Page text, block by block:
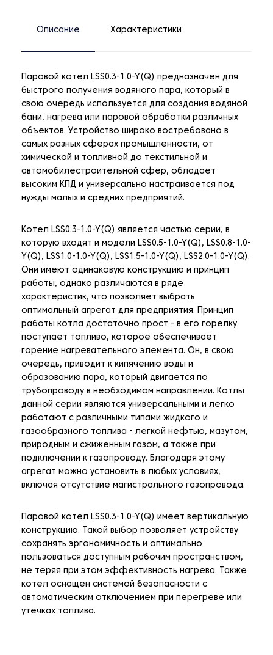
Описание Характеристики
Паровой котел LSS0.3-1.0-Y(Q) предназначен для
быстрого получения водяного пара, который в
свою очередь используется для создания водяной
бани, нагрева или паровой обработки различных
объектов. Устройство широко востребовано в
самых разных сферах промышленности, от
химической и топливной до текстильной и
автомобилестроительной сфер, обладает
высоким КПД и универсально настраивается под
нужды малых и средних предприятий.
Котел LSS0.3-1.0-Y(Q) является частью серии, в
которую входят и модели LSS0.5-1.0-Y(Q), LSS0.8-1.0-
Y(Q), LSS1.0-1.0-Y(Q), LSS1.5-1.0-Y(Q), LSS2.0-1.0-Y(Q).
Они имеют одинаковую конструкцию и принцип
работы, однако различаются в ряде
характеристик, что позволяет выбрать
оптимальный агрегат для предприятия. Принцип
работы котла достаточно прост - в его горелку
поступает топливо, которое обеспечивает
горение нагревательного элемента. Он, в свою
очередь, приводит к кипячению воды и
образованию пара, который двигается по
трубопроводу в необходимом направлении. Котлы
данной серии являются универсальными и легко
работают с различными типами жидкого и
газообразного топлива - легкой нефтью, мазутом,
природным и сжиженным газом, а также при
подключении к газопроводу. Благодаря этому
агрегат можно установить в любых условиях,
включая отсутствие магистрального газопровода.
Паровой котел LSS0.3-1.0-Y(Q) имеет вертикальную
конструкцию. Такой выбор позволяет устройству
сохранять эргономичность и оптимально
пользоваться доступным рабочим пространством,
не теряя при этом эффективность нагрева. Также
котел оснащен системой безопасности с
автоматическим отключением при перегреве или
утечках топлива.